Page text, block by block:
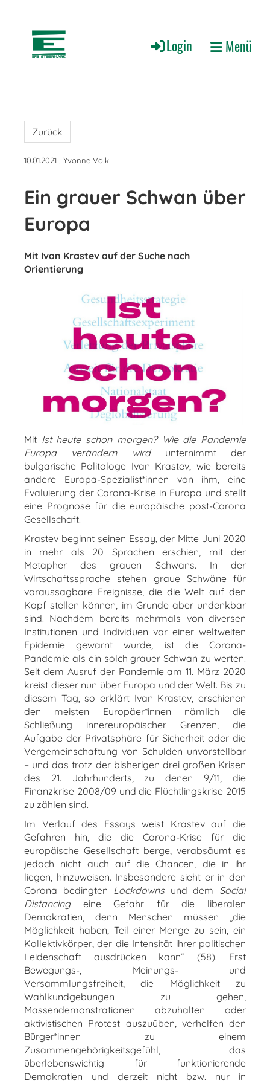
Login Menü
Zurück
10.01.2021 , Yvonne Völkl
Ein grauer Schwan über
Europa
Mit Ivan Krastev auf der Suche nach
Orientierung
Mit Ist heute schon morgen? Wie die Pandemie
Europa verändern wirdunternimmt der
bulgarische Politologe Ivan Krastev, wie bereits
andere Europa-Spezialist*innen von ihm, eine
Evaluierung der Corona-Krise in Europa und stellt
eine Prognose für die europäische post-Corona
Gesellschaft.
Krastev beginnt seinen Essay, der Mitte Juni 2020
in mehr als 20 Sprachen erschien, mit der
Metapher des grauen Schwans. In der
Wirtschaftssprache stehen graue Schwäne für
voraussagbare Ereignisse, die die Welt auf den
Kopf stellen können, im Grunde aber undenkbar
sind. Nachdem bereits mehrmals von diversen
Institutionen und Individuen vor einer weltweiten
Epidemie gewarnt wurde, ist die Corona-
Pandemie als ein solch grauer Schwan zu werten.
Seit dem Ausruf der Pandemie am 11. März 2020
kreist dieser nun über Europa und der Welt. Bis zu
diesem Tag, so erklärt Ivan Krastev, erschienen
den meisten Europäer*innen nämlich die
Schließung innereuropäischer Grenzen, die
Aufgabe der Privatsphäre für Sicherheit oder die
Vergemeinschaftung von Schulden unvorstellbar
– und das trotz der bisherigen drei großen Krisen
des 21. Jahrhunderts, zu denen 9/11, die
Finanzkrise 2008/09 und die Flüchtlingskrise 2015
zu zählen sind.
Im Verlauf des Essays weist Krastev auf die
Gefahren hin, die die Corona-Krise für die
europäische Gesellschaft berge, verabsäumt es
jedoch nicht auch auf die Chancen, die in ihr
liegen, hinzuweisen. Insbesondere sieht er in den
Corona bedingten Lockdowns und dem Social
Distancingeine Gefahr für die liberalen
Demokratien, denn Menschen müssen „die
Möglichkeit haben, Teil einer Menge zu sein, ein
Kollektivkörper, der die Intensität ihrer politischen
Leidenschaft ausdrücken kann“ (58). Erst
Bewegungs-, Meinungs- und
Versammlungsfreiheit, die Möglichkeit zu
Wahlkundgebungen zu gehen,
Massendemonstrationen abzuhalten oder
aktivistischen Protest auszuüben, verhelfen den
Bürger*innen zu einem
Zusammengehörigkeitsgefühl, das
überlebenswichtig für funktionierende
Demokratien und derzeit nicht bzw. nur in